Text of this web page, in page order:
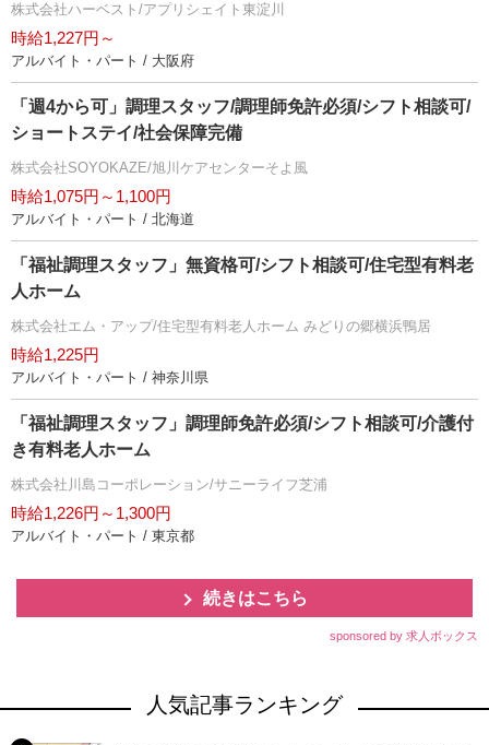
株式会社ハーベスト/アプリシェイト東淀川
時給1,227円～
アルバイト・パート / 大阪府
「週4から可」調理スタッフ/調理師免許必須/シフト相談可/
ショートステイ/社会保障完備
株式会社SOYOKAZE/旭川ケアセンターそよ風
時給1,075円～1,100円
アルバイト・パート / 北海道
「福祉調理スタッフ」無資格可/シフト相談可/住宅型有料老
人ホーム
株式会社エム・アップ/住宅型有料老人ホーム みどりの郷横浜鴨居
時給1,225円
アルバイト・パート / 神奈川県
「福祉調理スタッフ」調理師免許必須/シフト相談可/介護付
き有料老人ホーム
株式会社川島コーポレーション/サニーライフ芝浦
時給1,226円～1,300円
アルバイト・パート / 東京都
続きはこちら
sponsored by 求人ボックス
人気記事ランキング